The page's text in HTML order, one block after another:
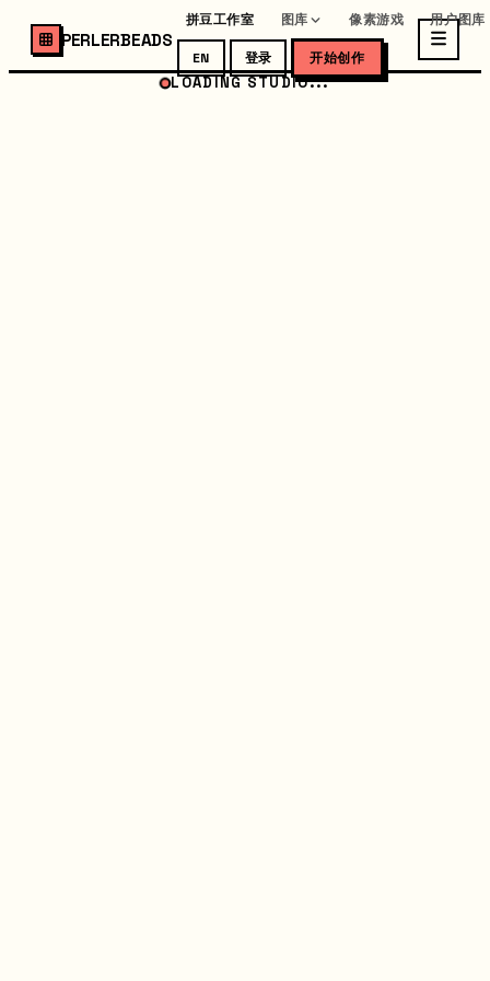
PERLERBEADS
拼豆工作室 图库 像素游戏 用户图库
EN 登录 开始创作
LOADING STUDIO...